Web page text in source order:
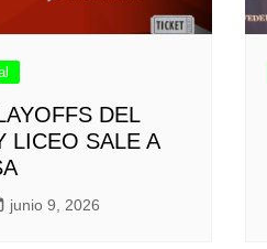
DEL
LICEO SALE A
junio 9, 2026